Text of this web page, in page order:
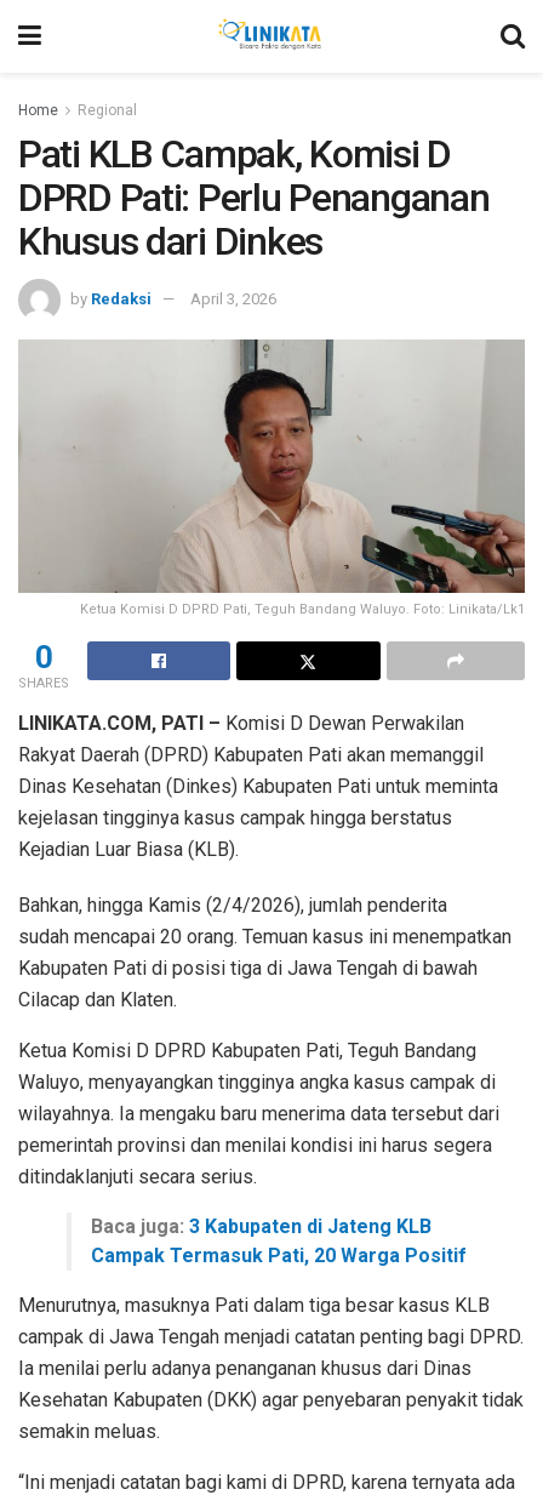
Home Regional
Pati KLB Campak, Komisi D
DPRD Pati: Perlu Penanganan
Khusus dari Dinkes
by Redaksi April 3, 2026
Ketua Komisi D DPRD Pati, Teguh Bandang Waluyo. Foto: Linikata/Lk1
0
SHARES
LINIKATA.COM, PATI – Komisi D Dewan Perwakilan
Rakyat Daerah (DPRD) Kabupaten Pati akan memanggil
Dinas Kesehatan (Dinkes) Kabupaten Pati untuk meminta
kejelasan tingginya kasus campak hingga berstatus
Kejadian Luar Biasa (KLB).
Bahkan, hingga Kamis (2/4/2026), jumlah penderita
sudah mencapai 20 orang. Temuan kasus ini menempatkan
Kabupaten Pati di posisi tiga di Jawa Tengah di bawah
Cilacap dan Klaten.
Ketua Komisi D DPRD Kabupaten Pati, Teguh Bandang
Waluyo, menyayangkan tingginya angka kasus campak di
wilayahnya. Ia mengaku baru menerima data tersebut dari
pemerintah provinsi dan menilai kondisi ini harus segera
ditindaklanjuti secara serius.
Baca juga: 3 Kabupaten di Jateng KLB
Campak Termasuk Pati, 20 Warga Positif
Menurutnya, masuknya Pati dalam tiga besar kasus KLB
campak di Jawa Tengah menjadi catatan penting bagi DPRD.
Ia menilai perlu adanya penanganan khusus dari Dinas
Kesehatan Kabupaten (DKK) agar penyebaran penyakit tidak
semakin meluas.
“Ini menjadi catatan bagi kami di DPRD, karena ternyata ada